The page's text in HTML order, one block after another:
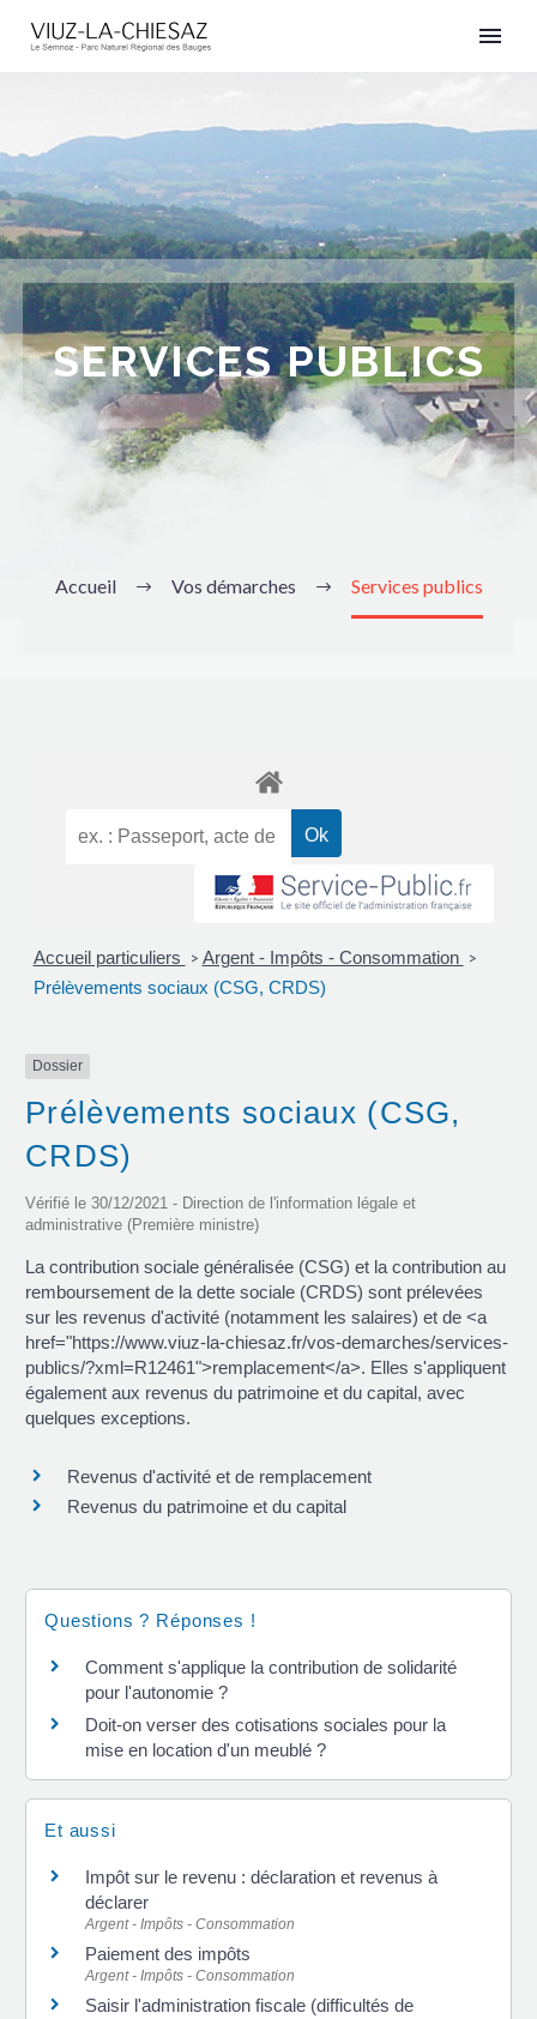
SERVICES PUBLICS
Accueil Vos démarches Services publics
Accueil particuliers > Argent - Impôts - Consommation >
Prélèvements sociaux (CSG, CRDS)
Dossier
Prélèvements sociaux (CSG,
CRDS)
Vérifié le 30/12/2021 - Direction de l'information légale et
administrative (Première ministre)
La contribution sociale généralisée (CSG) et la contribution au
remboursement de la dette sociale (CRDS) sont prélevées
sur les revenus d'activité (notamment les salaires) et de <a
href="https://www.viuz-la-chiesaz.fr/vos-demarches/services-
publics/?xml=R12461">remplacement</a>. Elles s'appliquent
également aux revenus du patrimoine et du capital, avec
quelques exceptions.
Revenus d'activité et de remplacement
Revenus du patrimoine et du capital
Questions ? Réponses !
Comment s'applique la contribution de solidarité
pour l'autonomie ?
Doit-on verser des cotisations sociales pour la
mise en location d'un meublé ?
Et aussi
Impôt sur le revenu : déclaration et revenus à
déclarer
Argent - Impôts - Consommation
Paiement des impôts
Argent - Impôts - Consommation
Saisir l'administration fiscale (difficultés de